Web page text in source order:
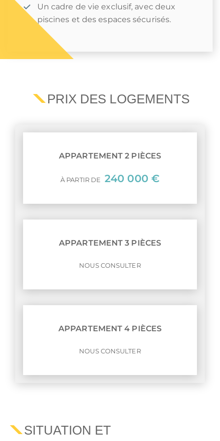
Un cadre de vie exclusif, avec deux
piscines et des espaces sécurisés.
PRIX DES LOGEMENTS
APPARTEMENT 2 PIÈCES
À PARTIR DE 240 000 €
APPARTEMENT 3 PIÈCES
NOUS CONSULTER
APPARTEMENT 4 PIÈCES
NOUS CONSULTER
SITUATION ET